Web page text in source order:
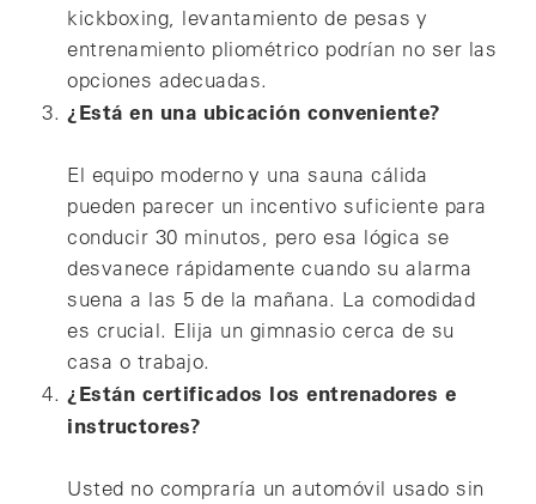
kickboxing, levantamiento de pesas y
entrenamiento pliométrico podrían no ser las
opciones adecuadas.
¿Está en una ubicación conveniente?
El equipo moderno y una sauna cálida
pueden parecer un incentivo suficiente para
conducir 30 minutos, pero esa lógica se
desvanece rápidamente cuando su alarma
suena a las 5 de la mañana. La comodidad
es crucial. Elija un gimnasio cerca de su
casa o trabajo.
¿Están certificados los entrenadores e
instructores?
Usted no compraría un automóvil usado sin